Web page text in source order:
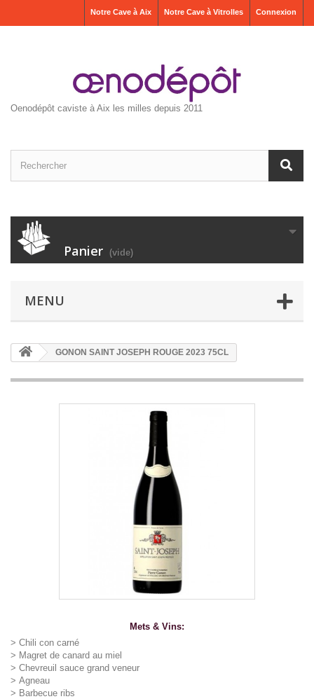
Connexion
Notre Cave à Vitrolles
Notre Cave à Aix
Oenodépôt caviste à Aix les milles depuis 2011
Panier (vide)
MENU
GONON SAINT JOSEPH ROUGE 2023 75CL
Mets & Vins:
> Chili con carné
> Magret de canard au miel
> Chevreuil sauce grand veneur
> Agneau
> Barbecue ribs